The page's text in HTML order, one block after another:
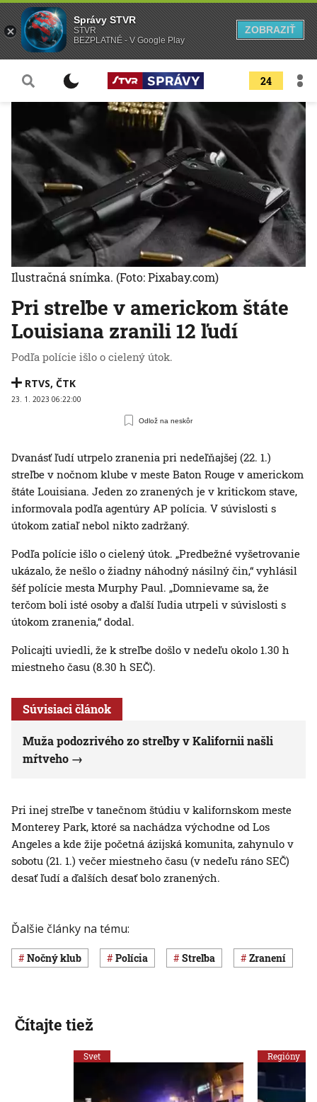
24
Pri streľbe v americkom štáte
Louisiana zranili 12 ľudí
Podľa polície išlo o cielený útok.
RTVS, ČTK
23. 1. 2023 06:22:00
Odlož na neskôr
Ilustračná snímka. (Foto: Pixabay.com)
Dvanásť ľudí utrpelo zranenia pri nedeľňajšej (22. 1.)
streľbe v nočnom klube v meste Baton Rouge v americkom
štáte Louisiana. Jeden zo zranených je v kritickom stave,
informovala podľa agentúry AP polícia. V súvislosti s
útokom zatiaľ nebol nikto zadržaný.
Podľa polície išlo o cielený útok. „Predbežné vyšetrovanie
ukázalo, že nešlo o žiadny náhodný násilný čin,“ vyhlásil
šéf polície mesta Murphy Paul. „Domnievame sa, že
terčom boli isté osoby a ďalší ľudia utrpeli v súvislosti s
útokom zranenia,“ dodal.
Policajti uviedli, že k streľbe došlo v nedeľu okolo 1.30 h
miestneho času (8.30 h SEČ).
Súvisiaci článok
Muža podozrivého zo streľby v Kalifornii našli
mŕtveho
Pri inej streľbe v tanečnom štúdiu v kalifornskom meste
Monterey Park, ktoré sa nachádza východne od Los
Angeles a kde žije početná ázijská komunita, zahynulo v
sobotu (21. 1.) večer miestneho času (v nedeľu ráno SEČ)
desať ľudí a ďalších desať bolo zranených.
Ďalšie články na tému:
nočný klub polícia streľba zranení
Čítajte tiež
Svet Regióny
Správy STVR
STVR
BEZPLATNÉ - V Google Play
ZOBRAZIŤ